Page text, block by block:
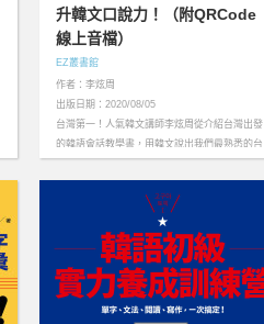
升韓文口說力！（附QRCode
線上音檔）
EZ叢書館
作者：李炫周
出版日期：2020/08/05
台灣第一！人氣韓文講師李炫周從介紹台灣出發
的韓語會話教學書，用韓文說出我們最熟悉的台